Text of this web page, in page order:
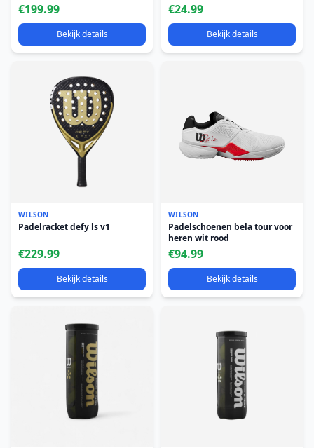
€199.99
Bekijk details
€24.99
Bekijk details
WILSON
Padelracket defy ls v1
€229.99
Bekijk details
WILSON
Padelschoenen bela tour voor
heren wit rood
€94.99
Bekijk details